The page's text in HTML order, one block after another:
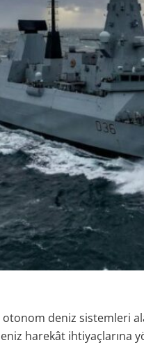
deniz sistemleri
harekât ihtiyaçlarına